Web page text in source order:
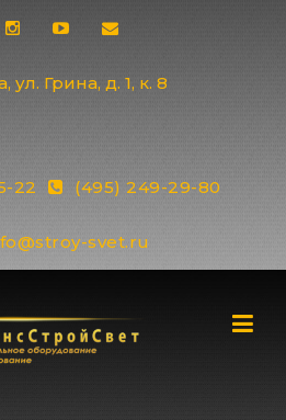
ул. Грина, д. 1, к. 8
22 (495) 249-29-80
svet.ru